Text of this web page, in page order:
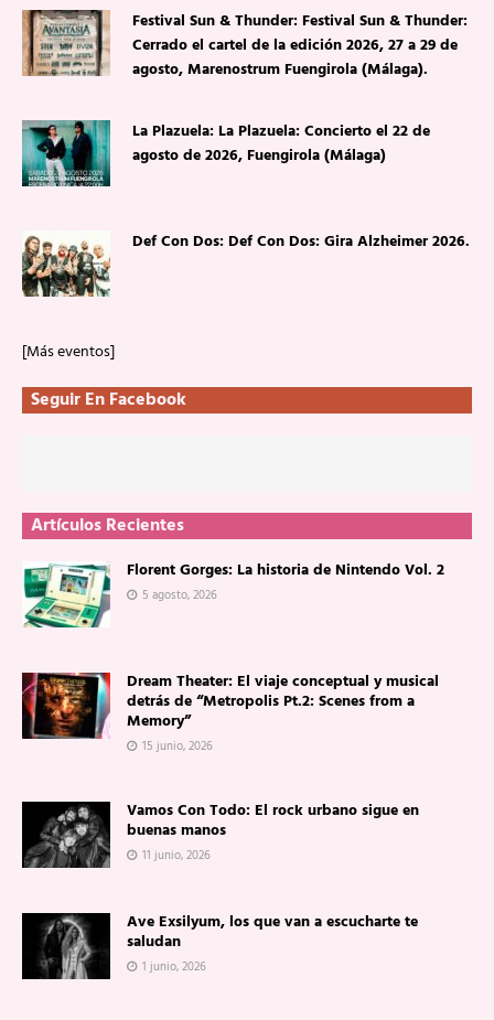
Festival Sun & Thunder: Festival Sun & Thunder:
Cerrado el cartel de la edición 2026, 27 a 29 de
agosto, Marenostrum Fuengirola (Málaga).
La Plazuela: La Plazuela: Concierto el 22 de
agosto de 2026, Fuengirola (Málaga)
Def Con Dos: Def Con Dos: Gira Alzheimer 2026.
[Más eventos]
Seguir En Facebook
Artículos Recientes
Florent Gorges: La historia de Nintendo Vol. 2
5 agosto, 2026
Dream Theater: El viaje conceptual y musical
detrás de “Metropolis Pt.2: Scenes from a
Memory”
15 junio, 2026
Vamos Con Todo: El rock urbano sigue en
buenas manos
11 junio, 2026
Ave Exsilyum, los que van a escucharte te
saludan
1 junio, 2026